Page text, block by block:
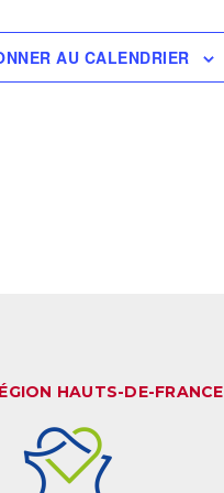
AU CALENDRIER
HAUTS-DE-FRANCE